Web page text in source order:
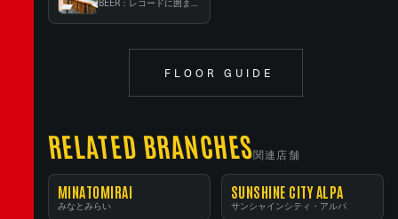
FLOOR GUIDE
RELATED BRANCHES関連店舗
MINATOMIRAI
みなとみらい
SUNSHINE CITY ALPA
サンシャインシティ・アルパ